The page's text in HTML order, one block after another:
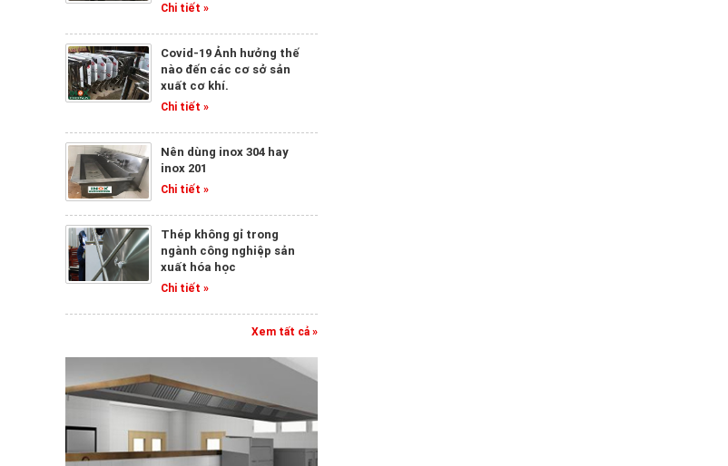
Chi tiết »
Covid-19 Ảnh hưởng thế
nào đến các cơ sở sản
xuất cơ khí.
Chi tiết »
Nên dùng inox 304 hay
inox 201
Chi tiết »
Thép không gỉ trong
ngành công nghiệp sản
xuất hóa học
Chi tiết »
Xem tất cả »